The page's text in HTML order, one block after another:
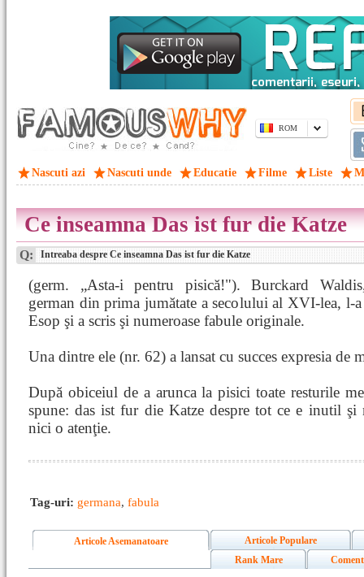
ROM
Nascuti azi Nascuti unde Educatie Filme Liste
Ce inseamna Das ist fur die Katze
Q: Intreaba despre Ce inseamna Das ist fur die Katze
(germ. „Asta-i pentru pisică!"). Burckard
german din prima jumătate a secolului al XVI-lea, l-a
Esop şi a scris şi numeroase fabule originale.
Una dintre ele (nr. 62) a lansat cu succes expresia de
După obiceiul de a arunca la pisici toate resturile
spune: das ist fur die Katze despre tot ce e inutil şi
nici o atenţie.
Tag-uri: germana, fabula
Articole Asemanatoare
Articole Populare
Rank Mare